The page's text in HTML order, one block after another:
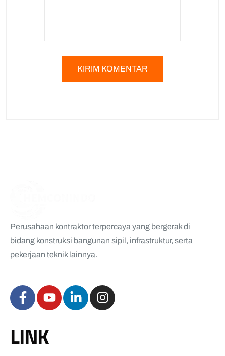
Perusahaan kontraktor terpercaya yang bergerak di
bidang konstruksi bangunan sipil, infrastruktur, serta
pekerjaan teknik lainnya.
LINK